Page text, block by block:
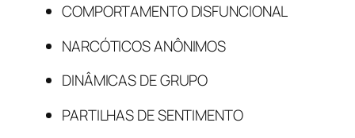
COMPORTAMENTO DISFUNCIONAL
NARCÓTICOS ANÔNIMOS
DINÂMICAS DE GRUPO
PARTILHAS DE SENTIMENTO